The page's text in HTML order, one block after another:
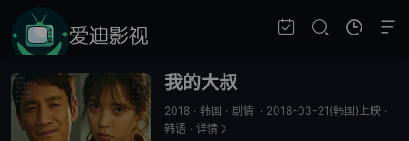
我的大叔
2018 · 韩国 · 剧情 · 2018-03-21(韩国)上映 ·
韩语 · 详情